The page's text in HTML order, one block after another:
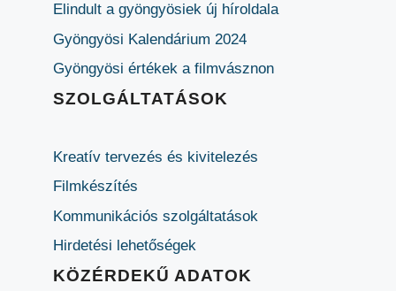
Elindult a gyöngyösiek új híroldala
Gyöngyösi Kalendárium 2024
Gyöngyösi értékek a filmvásznon
SZOLGÁLTATÁSOK
Kreatív tervezés és kivitelezés
Filmkészítés
Kommunikációs szolgáltatások
Hirdetési lehetőségek
KÖZÉRDEKŰ ADATOK